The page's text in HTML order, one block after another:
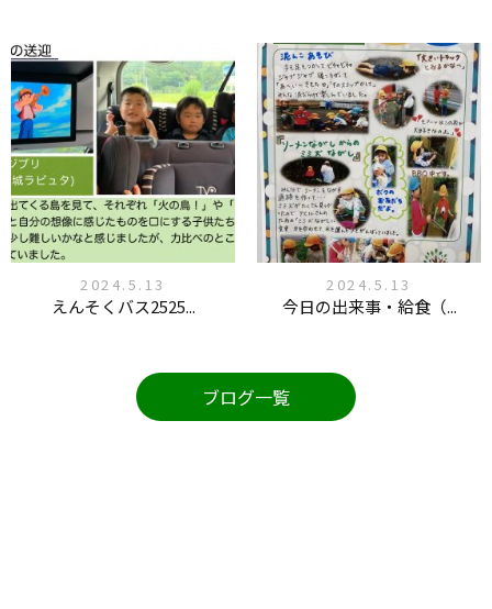
2024.5.13
えんそくバス2525...
2024.5.13
今日の出来事・給食（...
ブログ一覧